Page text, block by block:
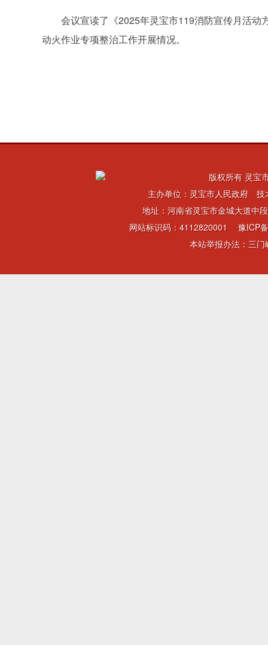
会议宣读了《2025年灵宝市119消防宣传月活
动火作业专项整治工作开展情况。
版权所有 灵宝
主办单位：灵宝市人民政府 技
地址：河南省灵宝市金城大道
网站标识码：4112820001 豫ICP
本站举报办法：三